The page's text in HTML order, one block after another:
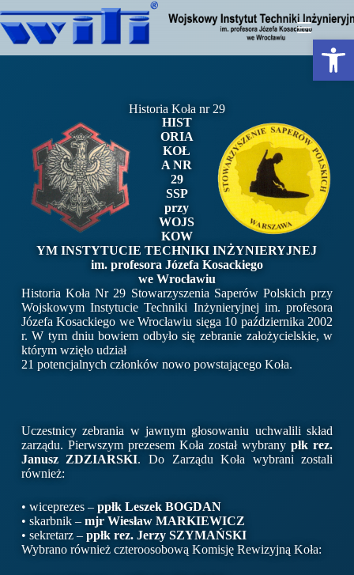
Otwórz pasek narzędzi
Historia Koła nr 29
HIST
ORIA
KOŁ
A NR
29
SSP
przy
WOJS
KOW
YM INSTYTUCIE TECHNIKI INŻYNIERYJNEJ
im. profesora Józefa Kosackiego
we Wrocławiu
Historia Koła Nr 29 Stowarzyszenia Saperów Polskich przy
Wojskowym Instytucie Techniki Inżynieryjnej im. profesora
Józefa Kosackiego we Wrocławiu sięga 10 października 2002
r. W tym dniu bowiem odbyło się zebranie założycielskie, w
którym wzięło udział
21 potencjalnych członków nowo powstającego Koła.
Uczestnicy zebrania w jawnym głosowaniu uchwalili skład
zarządu. Pierwszym prezesem Koła został wybranypłk rez.
Janusz ZDZIARSKI. Do Zarządu Koła wybrani zostali
również:
• wiceprezes – ppłk Leszek BOGDAN
• skarbnik – mjr Wiesław MARKIEWICZ
• sekretarz – ppłk rez. Jerzy SZYMAŃSKI
Wybrano również czteroosobową Komisję Rewizyjną Koła: